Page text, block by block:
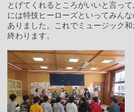
とげてくれるところがいいと言っ
には特技ヒーローズといってみん
ありました。これでミュージック
終わります。